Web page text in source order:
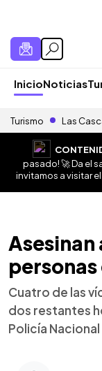
InicioNoticias
Turismo Las
pasado! 🚀 Da el
invitamos a visitar
Asesinan
Cuatro de las
dos restantes
Policía